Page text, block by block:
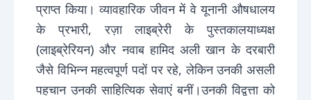
प्राप्त किया। व्यावहारिक जीवन में वे यूनानी औषधालय
के प्रभारी, रज़ा लाइब्रेरी के पुस्तकालयाध्यक्ष
(लाइब्रेरियन) और नवाब हामिद अली खान के दरबारी
जैसे विभिन्न महत्वपूर्ण पदों पर रहे, लेकिन उनकी असली
पहचान उनकी साहित्यिक सेवाएं बनीं।उनकी विद्वत्ता को